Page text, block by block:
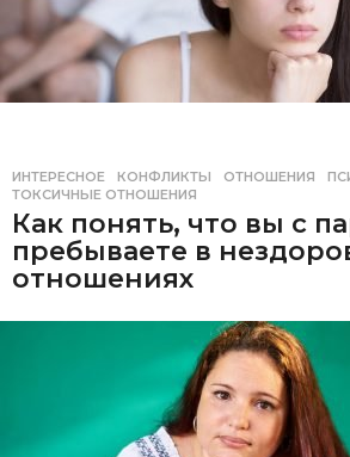
ИНТЕРЕСНОЕ КОНФЛИКТЫ ,ОТНОШЕНИЯ ,
ТОКСИЧНЫЕ ОТНОШЕНИЯ
Как понять, что вы с
пребываете в
отношениях